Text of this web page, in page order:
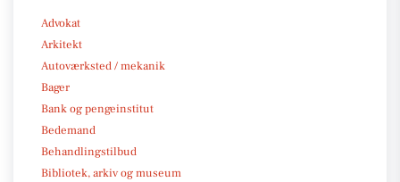
Advokat
Arkitekt
Autoværksted / mekanik
Bager
Bank og pengeinstitut
Bedemand
Behandlingstilbud
Bibliotek, arkiv og museum